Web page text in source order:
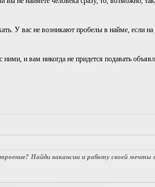
У вас не возникают пробелы в найме, если на
и вам никогда не придется подавать
Найди вакансии и работу своей мечты